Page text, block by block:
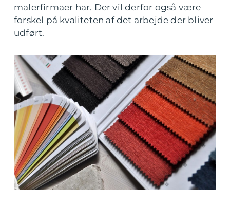
malerfirmaer har. Der vil derfor også være
forskel på kvaliteten af det arbejde der bliver
udført.